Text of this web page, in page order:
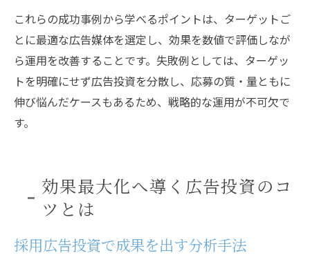
これらの成功事例から学べるポイントは、ターゲットご
とに最適な広告媒体を選定し、効果を数値で評価しなが
ら運用を改善することです。失敗例としては、ターゲッ
トを明確にせず広告投資を分散し、応募の質・量ともに
伸び悩んだケースもあるため、戦略的な運用が不可欠で
す。
効果最大化へ導く広告投資のコ
ツとは
採用広告投資で成果を出す分析手法